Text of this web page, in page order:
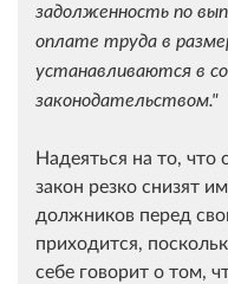
задолженность по
оплате труда в
устанавливаются в
законодательством."
Надеяться на то,
закон резко снизят
должников перед
приходится,
себе говорит о том,